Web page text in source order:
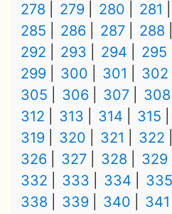
278
279 280 281
285
286 287 288
292
293 294 295
299
300 301 302
305
306 307 308
312
313 314 315
319
320 321 322
326
327 328 329
332
333 334 335
338
339 340 341